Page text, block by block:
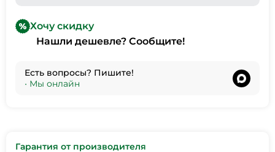
Хочу скидку
Нашли дешевле? Сообщите!
Есть вопросы? Пишите!
• Мы онлайн
Гарантия от производителя